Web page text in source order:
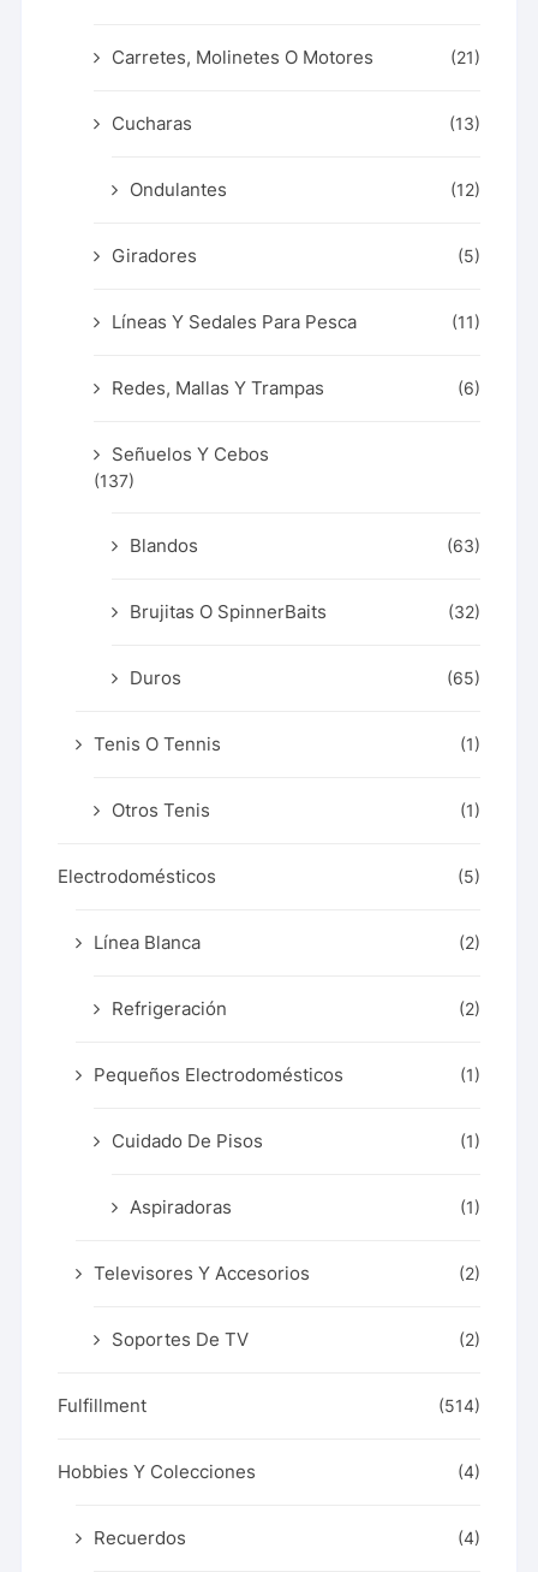
Carretes, Molinetes O Motores (21)
Cucharas (13)
Ondulantes (12)
Giradores (5)
Líneas Y Sedales Para Pesca (11)
Redes, Mallas Y Trampas (6)
Señuelos Y Cebos
(137)
Blandos (63)
Brujitas O SpinnerBaits (32)
Duros (65)
Tenis O Tennis (1)
Otros Tenis (1)
Electrodomésticos (5)
Línea Blanca (2)
Refrigeración (2)
Pequeños Electrodomésticos (1)
Cuidado De Pisos (1)
Aspiradoras (1)
Televisores Y Accesorios (2)
Soportes De TV (2)
Fulfillment (514)
Hobbies Y Colecciones (4)
Recuerdos (4)